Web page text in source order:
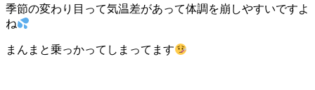
季節の変わり目って気温差があって体調を崩しやすいですよ
ね
まんまと乗っかってしまってます